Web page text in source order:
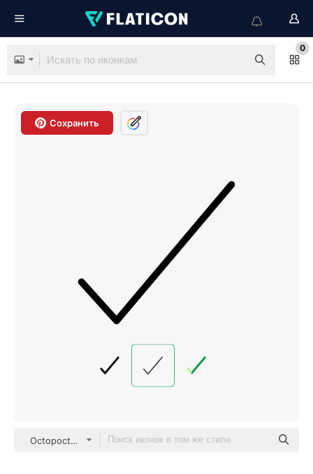
0
Сохранить
Octopocto Detailed Outline